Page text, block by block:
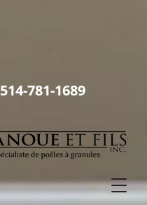
514-781-1689